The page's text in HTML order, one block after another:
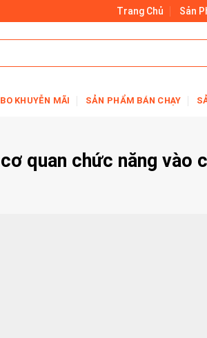
Trang Chủ Sản
KHUYỄN MÃI SẢN PHẨM BÁN CHẠY
quan chức năng vào